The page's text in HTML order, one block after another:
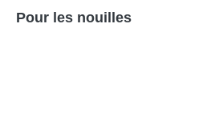
Pour les nouilles